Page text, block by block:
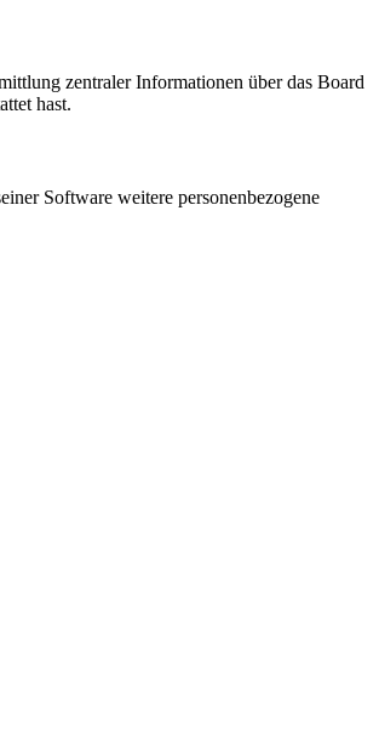
zentraler Informationen über das Board
hast.
Software weitere personenbezogene